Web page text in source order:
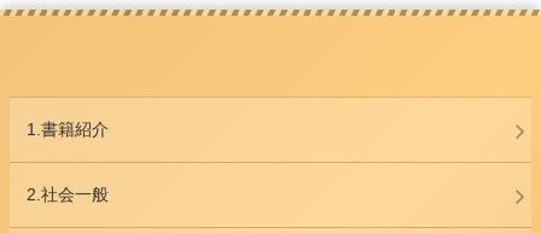
1.書籍紹介
2.社会一般